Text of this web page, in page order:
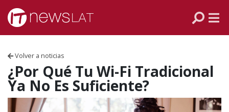
Skip to content
Volver a noticias
¿Por Qué Tu Wi-Fi Tradicional
Ya No Es Suficiente?
VENEZUELA
ECUADOR